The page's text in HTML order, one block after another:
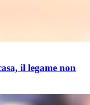
il legame non